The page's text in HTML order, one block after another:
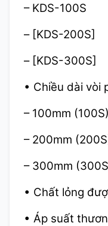
– KDS-100S
– [KDS-200S]
– [KDS-300S]
• Chiều dài vòi
– 100mm (100S)
– 200mm
– 300mm
• Chất lỏng
• Áp suất